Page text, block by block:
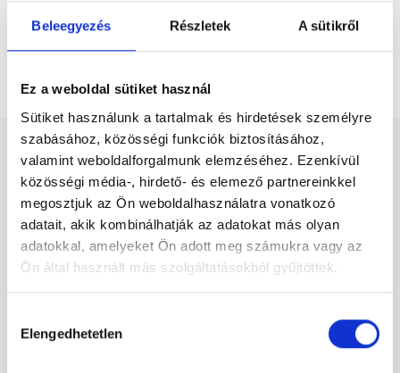
Beleegyezés Részletek A sütikről
Ez a weboldal sütiket használ
Sütiket használunk a tartalmak és hirdetések személyre
szabásához, közösségi funkciók biztosításához,
valamint weboldalforgalmunk elemzéséhez. Ezenkívül
közösségi média-, hirdető- és elemező partnereinkkel
megosztjuk az Ön weboldalhasználatra vonatkozó
adatait, akik kombinálhatják az adatokat más olyan
adatokkal, amelyeket Ön adott meg számukra vagy az
Ön által használt más szolgáltatásokból gyűjtöttek.
szabályzat:https://foglaljorvost.hu/info/foglaljorvost-
kiválasztása
Elengedhetetlen
Gyermek pulmonológus
Debrecen - Gyermek
pulmonológia
Szolgáltatások